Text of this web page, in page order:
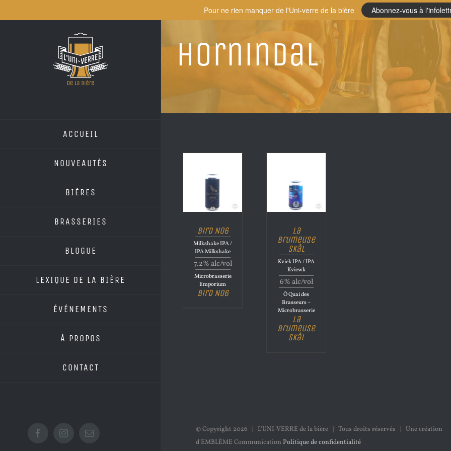
to
ACCUEIL
NOUVEAUTÉS
BIÈRES
BRASSERIES
BLOGUE
LEXIQUE DE LA BIÈRE
ÉVÉNEMENTS
À PROPOS
CONTACT
FacebookInstagramEmail
Hornindal
Bird No6
Milkshake IPA /
IPA Milkshake
7.2% alc/vol
Microbrasserie
Emporium
Bird No6
La
Brumeuse
Skål
Kviek IPA / IPA
Kviewk
6% alc/vol
Ô Quai des
Brasseurs –
Microbrasserie
La
Brumeuse
Skål
© Copyright 2026 | L'UNI-VERRE de la bière | Tous droits réservés | Une création
d'EMBLÈME Communication Politique de confidentialité
Pour ne rien manquer de l'Uni-verre de la bière Abonnez-vous à